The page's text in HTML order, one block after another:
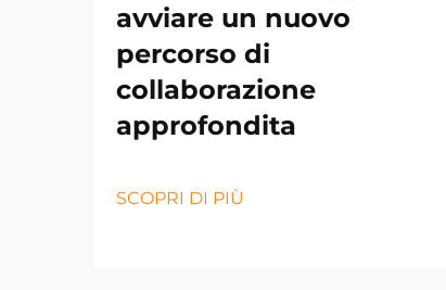
avviare un nuovo
percorso di
collaborazione
approfondita
SCOPRI DI PIÙ